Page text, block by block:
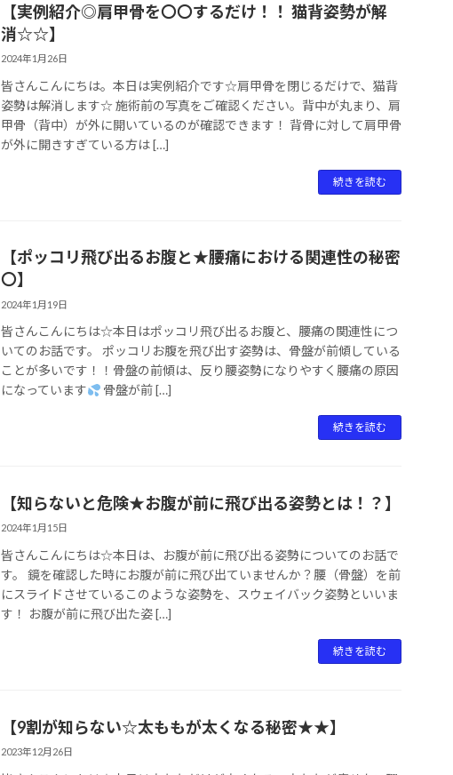
【実例紹介◎肩甲骨を〇〇するだけ！！ 猫背姿勢が解
消☆☆】
2024年1月26日
皆さんこんにちは。本日は実例紹介です☆肩甲骨を閉じるだけで、猫背
姿勢は解消します☆ 施術前の写真をご確認ください。背中が丸まり、肩
甲骨（背中）が外に開いているのが確認できます！ 背骨に対して肩甲骨
が外に開きすぎている方は […]
続きを読む
【ポッコリ飛び出るお腹と★腰痛における関連性の秘密
〇】
2024年1月19日
皆さんこんにちは☆本日はポッコリ飛び出るお腹と、腰痛の関連性につ
いてのお話です。 ポッコリお腹を飛び出す姿勢は、骨盤が前傾している
ことが多いです！！骨盤の前傾は、反り腰姿勢になりやすく腰痛の原因
になっています
骨盤が前 […]
続きを読む
【知らないと危険★お腹が前に飛び出る姿勢とは！？】
2024年1月15日
皆さんこんにちは☆本日は、お腹が前に飛び出る姿勢についてのお話で
す。 鏡を確認した時にお腹が前に飛び出ていませんか？腰（骨盤）を前
にスライドさせているこのような姿勢を、スウェイバック姿勢といいま
す！ お腹が前に飛び出た姿 […]
続きを読む
【9割が知らない☆太ももが太くなる秘密★★】
2023年12月26日